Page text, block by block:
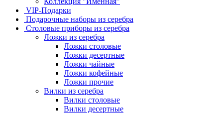
VIP-Подарки
Подарочные наборы из серебра
Столовые приборы из серебра
Ложки из серебра
Ложки столовые
Ложки десертные
Ложки чайные
Ложки кофейные
Ложки прочие
Вилки из серебра
Вилки столовые
Вилки десертные